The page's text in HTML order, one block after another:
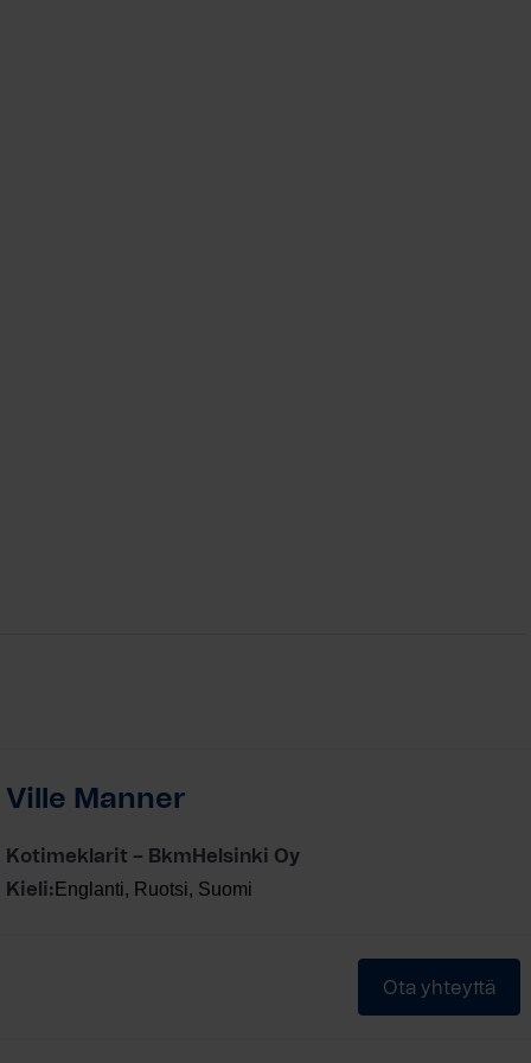
Ville Manner
Kotimeklarit – BkmHelsinki Oy
Kieli: Englanti, Ruotsi, Suomi
Ota yhteyttä